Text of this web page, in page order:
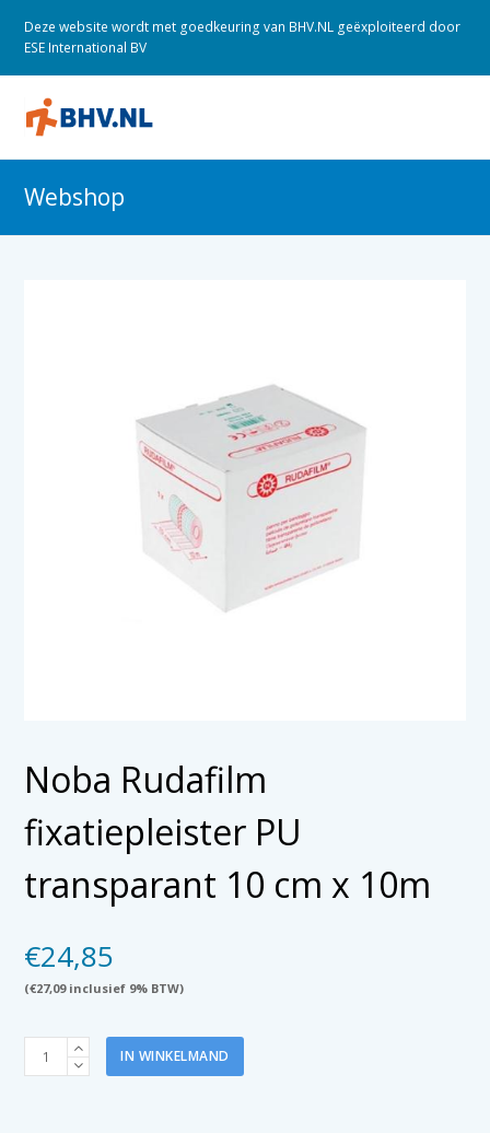
Deze website wordt met goedkeuring van BHV.NL geëxploiteerd door
ESE International BV
Webshop
Noba Rudafilm
fixatiepleister PU
transparant 10 cm x 10m
€24,85
(€27,09inclusief 9% BTW)
Noba
Rudafilm
IN WINKELMAND